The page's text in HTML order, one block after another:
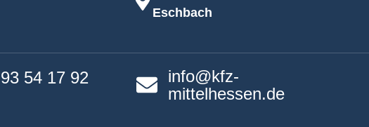
Eschbach
54 17 92
info@kfz-
mittelhessen.de